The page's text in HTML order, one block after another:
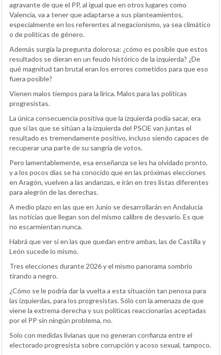
agravante de que el PP, al igual que en otros lugares como
Valencia, va a tener que adaptarse a sus planteamientos,
especialmente en los referentes al negacionismo, ya sea climático
o de políticas de género.
Además surgía la pregunta dolorosa: ¿cómo es posible que estos
resultados se dieran en un feudo histórico de la izquierda? ¿De
qué magnitud tan brutal eran los errores cometidos para que eso
fuera posible?
Vienen malos tiempos para la lírica. Malos para las políticas
progresistas.
La única consecuencia positiva que la izquierda podía sacar, era
que si las que se sitúan a la izquierda del PSOE van juntas el
resultado es tremendamente positivo, incluso siendo capaces de
recuperar una parte de su sangría de votos.
Pero lamentablemente, esa enseñanza se les ha olvidado pronto,
y a los pocos días se ha conocido que en las próximas elecciones
en Aragón, vuelven a las andanzas, e irán en tres listas diferentes
para alegrón de las derechas.
A medio plazo en las que en Junio se desarrollarán en Andalucía
las noticias que llegan son del mismo calibre de desvarío. Es que
no escarmientan nunca.
Habrá que ver si en las que quedan entre ambas, las de Castilla y
León sucede lo mismo.
Tres elecciones durante 2026 y el mismo panorama sombrío
tirando a negro.
¿Cómo se le podría dar la vuelta a esta situación tan penosa para
las izquierdas, para los progresistas. Sólo con la amenaza de que
viene la extrema derecha y sus políticas reaccionarias aceptadas
por el PP sin ningún problema, no.
Solo con medidas livianas que no generan confianza entre el
electorado progresista sobre corrupción y acoso sexual, tampoco.